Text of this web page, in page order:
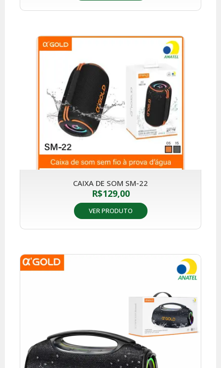
CAIXA DE SOM SM-22
R$129,00
VER PRODUTO